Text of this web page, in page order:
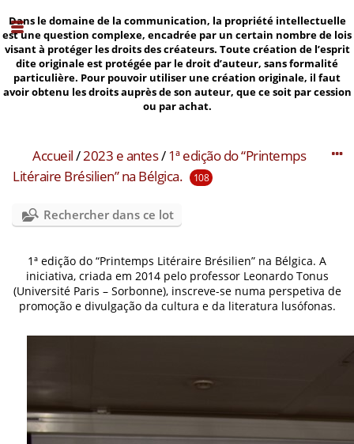
Dans le domaine de la communication, la propriété intellectuelle
est une question complexe, encadrée par un certain nombre de lois
visant à protéger les droits des créateurs. Toute création de l’esprit
dite originale est protégée par le droit d’auteur, sans formalité
particulière. Pour pouvoir utiliser une création originale, il faut
avoir obtenu les droits auprès de son auteur, que ce soit par cession
ou par achat.
Accueil/2023 e antes/1ª edição do “Printemps
Litéraire Brésilien” na Bélgica.
108
Rechercher dans ce lot
1ª edição do “Printemps Litéraire Brésilien” na Bélgica. A
iniciativa, criada em 2014 pelo professor Leonardo Tonus
(Université Paris – Sorbonne), inscreve-se numa perspetiva de
promoção e divulgação da cultura e da literatura lusófonas.